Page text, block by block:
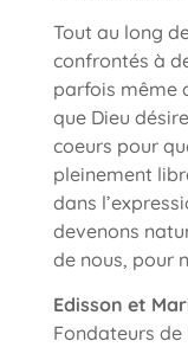
Tout au long
confrontés à
parfois même
que Dieu
coeurs pour
pleinement
dans
devenons
de nous, pour
Edisson et
Fondateurs